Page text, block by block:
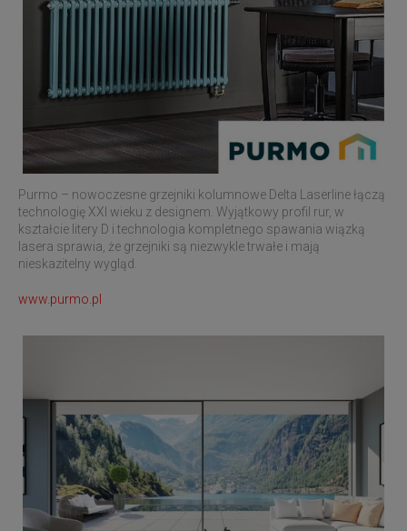
Purmo – nowoczesne grzejniki kolumnowe Delta Laserline łączą
technologię XXI wieku z designem. Wyjątkowy profil rur, w
kształcie litery D i technologia kompletnego spawania wiązką
lasera sprawia, że grzejniki są niezwykle trwałe i mają
nieskazitelny wygląd.
www.purmo.pl